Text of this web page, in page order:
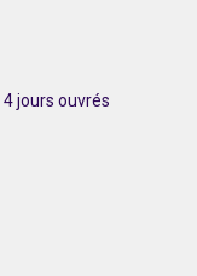
jours ouvrés